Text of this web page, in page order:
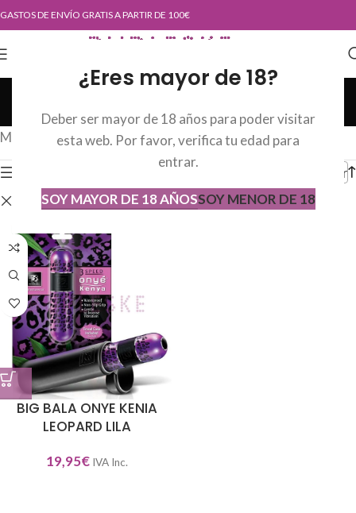
¿Eres mayor de 18?
Deber ser mayor de 18 años para poder visitar
esta web. Por favor, verifica tu edad para
entrar.
SOY MAYOR DE 18 AÑOSSOY MENOR DE 18
GASTOS DE ENVÍO GRATIS A PARTIR DE 100€
Tienda
Categorías
Mostrando el único resultado
Eliminar filtros BIG TEAZE TOYS
BIG BALA ONYE KENIA
LEOPARD LILA
19,95€ IVA Inc.